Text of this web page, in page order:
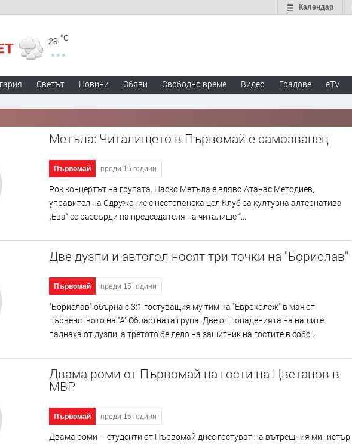
Календар
29 °C
Светът Новини Обяви Свободно време Видео Градове eTV
Метъла: Читалището в Първомай е самозванец
Първомай преди 15 години
Рок концертът на групата. Наско Метъла е вляво Атанас Методиев,
управител на Сдружение с нестопанска цел Клуб за културна алтернатива
„Ева“ се разсърди на председателя на читалище “...
Две дузпи и автогол носят три точки на "Борислав"
Първомай преди 15 години
"Борислав" обърна с 3:1 гостуващия му тим на "Евроколеж" в мач от
първенството на "А" Областната група. Две от попаденията на нашите
паднаха от дузпи, а третото бе дело на защитник на гостите в собс...
Двама роми от Първомай на гости на Цветанов в
МВР
Първомай преди 15 години
Двама роми – студенти от Първомай днес гостуват на вътрешния министър